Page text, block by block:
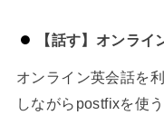
【話す】オンラ
オンライン英会話を
しながらpostfixを使